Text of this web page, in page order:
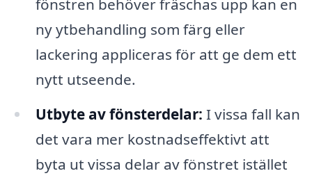
fönstren behöver fräschas upp kan en
ny ytbehandling som färg eller
lackering appliceras för att ge dem ett
nytt utseende.
Utbyte av fönsterdelar: I vissa fall kan
det vara mer kostnadseffektivt att
byta ut vissa delar av fönstret istället